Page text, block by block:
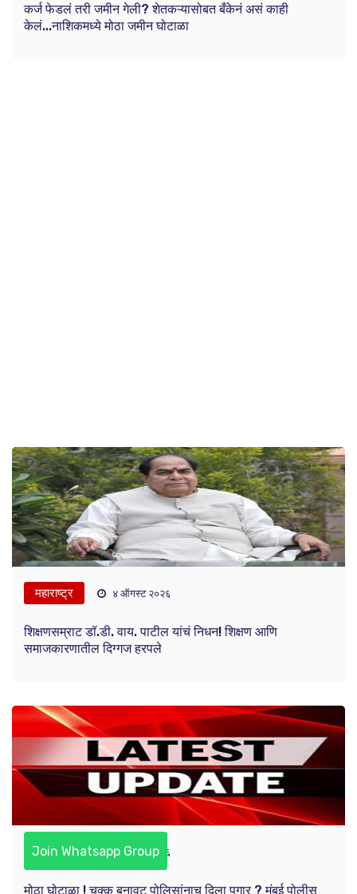
कर्ज फेडलं तरी जमीन गेली? शेतकऱ्यासोबत बँकेनं असं काही
केलं...नाशिकमध्ये मोठा जमीन घोटाळा
महाराष्ट्र ४ ऑगस्ट २०२६
शिक्षणसम्राट डॉ.डी. वाय. पाटील यांचं निधन! शिक्षण आणि
समाजकारणातील दिग्गज हरपले
महाराष्ट्र ४ ऑगस्ट २०२६
मोठा घोटाळा ! चक्क बनावट पोलिसांनाच दिला पगार ? मुंबई पोलीस
Join Whatsapp Group